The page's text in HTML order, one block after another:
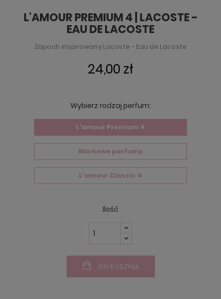
L'AMOUR PREMIUM 4 | LACOSTE -
EAU DE LACOSTE
Zapach inspirowany Lacoste - Eau de Lacoste
24,00 zł
Wybierz rodzaj perfum:
L'amour Premium 4
Markowe perfumy
L'amour Classic 4
Ilość
DO KOSZYKA